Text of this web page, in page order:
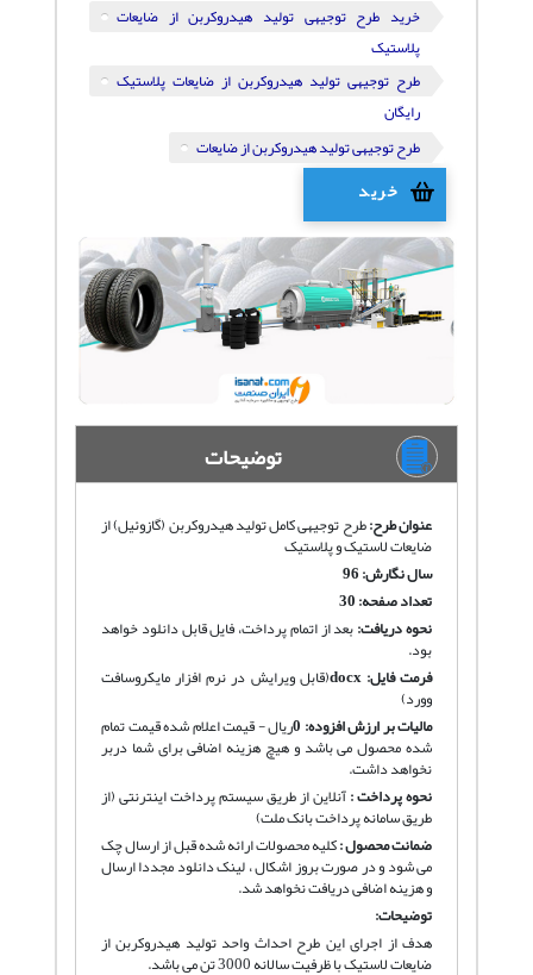
خرید طرح توجیهی تولید هیدروکربن از ضایعات
پلاستیک
طرح توجیهی تولید هیدروکربن از ضایعات پلاستیک
رایگان
طرح توجیهی تولید هیدروکربن از ضایعات
خرید
توضیحات
عنوان طرح:طرح توجیهی کامل تولید هیدروکربن (گازوئیل) از
ضایعات لاستیک و پلاستیک
سال نگارش: 96
تعداد صفحه: 30
نحوه دریافت:بعد از اتمام پرداخت، فایل قابل دانلود خواهد
بود.
فرمت فایل:docx(قابل ویرایش در نرم افزار مایکروسافت
وورد)
مالیات بر ارزش افزوده: 0ریال - قیمت اعلام شده قیمت تمام
شده محصول می باشد و هیچ هزینه اضافی برای شما دربر
نخواهد داشت.
نحوه پرداخت :آنلاین از طریق سیستم پرداخت اینترنتی (از
طریق سامانه پرداخت بانک ملت)
ضمانت محصول :کلیه محصولات ارائه شده قبل از ارسال چک
می شود و در صورت بروز اشکال ، لینک دانلود مجددا ارسال
و هزینه اضافی دریافت نخواهد شد.
توضیحات:
هدف از اجرای این طرح احداث واحد تولید هیدروکربن از
ضایعات لاستیک با ظرفیت سالانه 3000 تن می باشد.